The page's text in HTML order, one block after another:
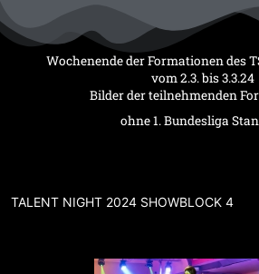
Inhalt
springenWochenende der Formationen des
vom 2.3. bis 3.3.24
Bilder der teilnehmenden
ohne 1. Bundesliga
TALENT NIGHT 2024 SHOWBLOCK 4